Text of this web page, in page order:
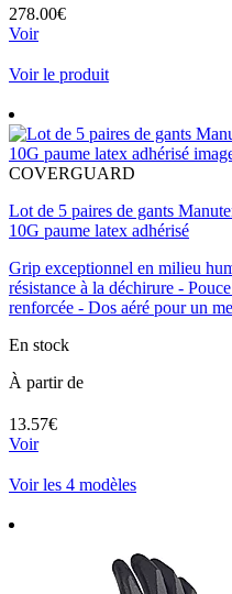
278.00€
Voir
Voir le produit
COVERGUARD
Lot de 5 paires de gants
10G paume latex adhérisé
Grip exceptionnel en milieu
résistance à la déchirure -
renforcée - Dos aéré pour un
En stock
À partir de
13.57€
Voir
Voir les 4 modèles